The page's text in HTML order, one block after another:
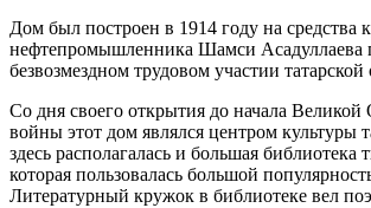
Дом был построен в 1914 году на средства
нефтепромышленника Шамси Асадуллаева
безвозмездном трудовом участии
Со дня своего открытия до начала Великой
войны этот дом являлся центром культуры
здесь располагалась и большая библиотека
которая пользовалась большой
Литературный кружок в библиотеке вел